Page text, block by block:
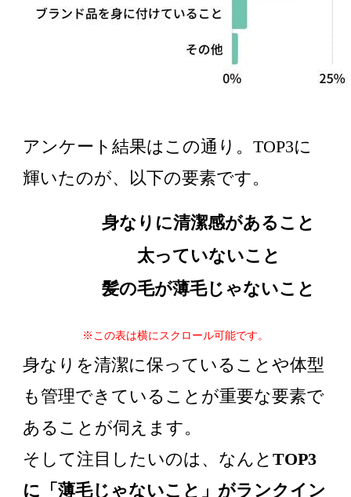
アンケート結果はこの通り。TOP3に
輝いたのが、以下の要素です。
身なりに清潔感があること
太っていないこと
髪の毛が薄毛じゃないこと
※この表は横にスクロール可能です。
身なりを清潔に保っていることや体型
も管理できていることが重要な要素で
あることが伺えます。
そして注目したいのは、なんと TOP3
に「薄毛じゃないこと」がランクイン